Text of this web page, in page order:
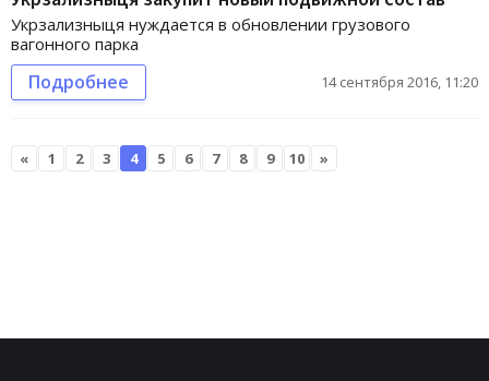
Укрзализныця нуждается в обновлении грузового
вагонного парка
Подробнее 14 сентября 2016, 11:20
« 1 2 3 4 5 6 7 8 9 10 »